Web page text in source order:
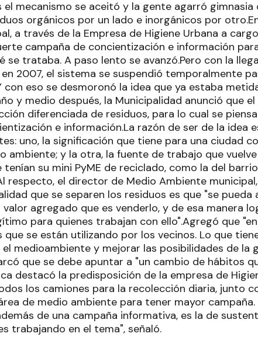
mecanismo se aceitó y la gente agarró gimnasia
orgánicos por un lado e inorgánicos por
a través de la Empresa de Higiene Urbana a
campaña de concientización e información
se trataba. A paso lento se avanzó.Pero con la
en 2007, el sistema se suspendió temporalmente
eso se desmoronó la idea que ya estaba
y medio después, la Municipalidad anunció que
diferenciada de residuos, para lo cual se
e información.La razón de ser de la idea
uno, la significación que tiene para una ciudad
ambiente; y la otra, la fuente de trabajo que
su mini PyME de reciclado, como la del
respecto, el director de Medio Ambiente
que se separen los residuos es que "se pueda
agregado que es venderlo, y de esa manera
para quienes trabajan con ello".Agregó que
que se están utilizando por los vecinos. Lo que
medioambiente y mejorar las posibilidades de la
que se debe apuntar a "un cambio de hábitos
destacó la predisposición de la empresa de
los camiones para la recolección diaria, junto
de medio ambiente para tener mayor campaña.
de una campaña informativa, es la de
trabajando en el tema", señaló.